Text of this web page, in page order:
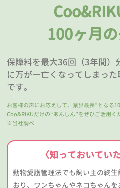
100ヶ月
保障料を最大36回（3年間）
に万が一亡くなってしまっ
です。
お客様の声にお応えして、業界最長 ※ となる
Coo&RIKUだけの“あんしん”をぜひご活用く
※当社調べ
〈知っておいてい
動物愛護管理法でも飼い主の終
おり、ワンちゃんやネコちゃん